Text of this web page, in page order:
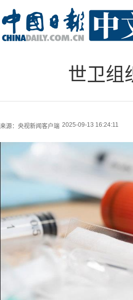
世卫组
来源： 央视新闻客户端 2025-09-13 16:24:11